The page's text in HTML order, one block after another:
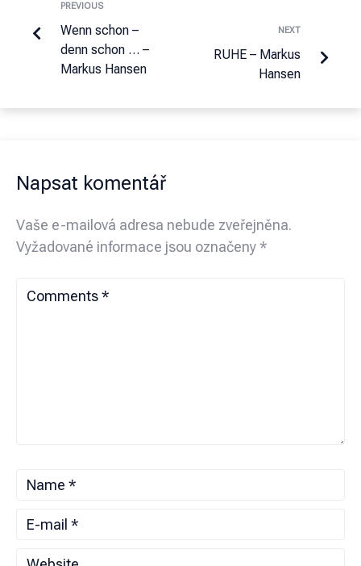
PREVIOUS
Wenn schon –
denn schon … –
Markus Hansen
NEXT
RUHE – Markus
Hansen
Napsat komentář
Vaše e-mailová adresa nebude zveřejněna.
Vyžadované informace jsou označeny*